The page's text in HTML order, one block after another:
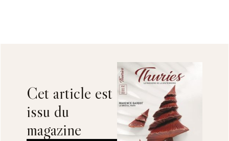
Cet article est
issu du
magazine